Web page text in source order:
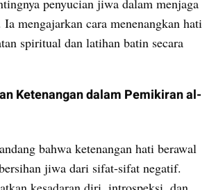
penyucian jiwa dalam menjaga
mengajarkan cara menenangkan hati
spiritual dan latihan batin secara
Ketenangan dalam Pemikiran al-
bahwa ketenangan hati berawal
jiwa dari sifat-sifat negatif.